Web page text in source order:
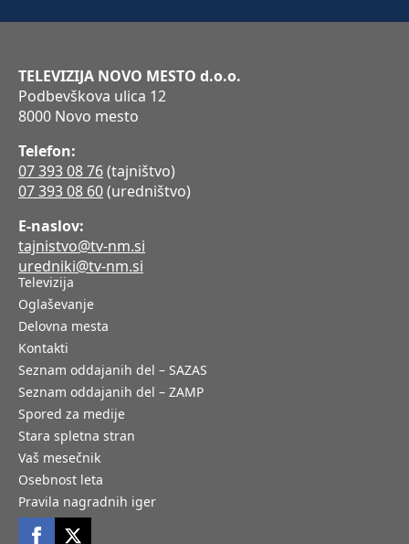
TELEVIZIJA NOVO MESTO d.o.o.
Podbevškova ulica 12
8000 Novo mesto
Telefon:
07 393 08 76(tajništvo)
07 393 08 60(uredništvo)
E-naslov:
tajnistvo@tv-nm.si
uredniki@tv-nm.si
Televizija
Oglaševanje
Delovna mesta
Kontakti
Seznam oddajanih del – SAZAS
Seznam oddajanih del – ZAMP
Spored za medije
Stara spletna stran
Vaš mesečnik
Osebnost leta
Pravila nagradnih iger